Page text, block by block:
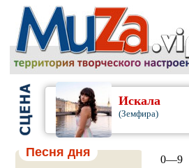
Искала
(Земфира)
Песня дня
0—9